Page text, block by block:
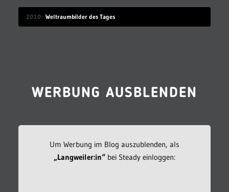
2010 Weltraumbilder des Tages
WERBUNG AUSBLENDEN
Um Werbung im Blog auszublenden, als
„Langweiler:in“bei Steady einloggen: